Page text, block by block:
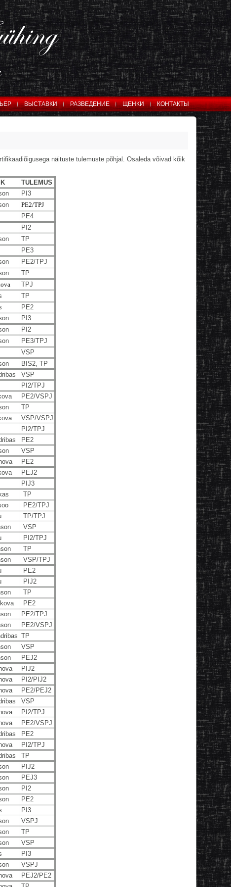
ВЫСТАВКИ РАЗВЕДЕНИЕ ЩЕНКИ КОНТАКТЫ
näituste tulemuste põhjal. Osaleda võivad kõik
TULEMUS
PI3
PE2/TPJ
PE4
PI2
TP
PE3
PE2/TPJ
TP
TPJ
TP
PE2
PI3
PI2
PE3/TPJ
VSP
BIS2, TP
VSP
PI2/TPJ
PE2/VSPJ
TP
VSP/VSPJ
PI2/TPJ
PE2
VSP
PE2
PEJ2
PIJ3
TP
PE2/TPJ
TP/TPJ
VSP
PI2/TPJ
TP
VSP/TPJ
PE2
PIJ2
TP
PE2
PE2/TPJ
PE2/VSPJ
TP
VSP
PEJ2
PIJ2
PI2/PIJ2
PE2/PEJ2
VSP
PI2/TPJ
PE2/VSPJ
PE2
PI2/TPJ
TP
PIJ2
PEJ3
PI2
PE2
PI3
VSPJ
TP
VSP
PI3
VSPJ
PEJ2/PE2